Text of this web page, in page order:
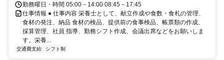
勤務曜日・時間 05:00－14:00 08:45－17:45
仕事情報 ● 仕事内容 栄養士として、献立作成や食数・食札の管理、
食材の発注、納品 食材の検品、提供前の食事検品、帳票類の作成、
採算管理、社員 指導、勤務シフト作成、会議出席などをお願いしま
す。栄養...
交通費支給 シフト制